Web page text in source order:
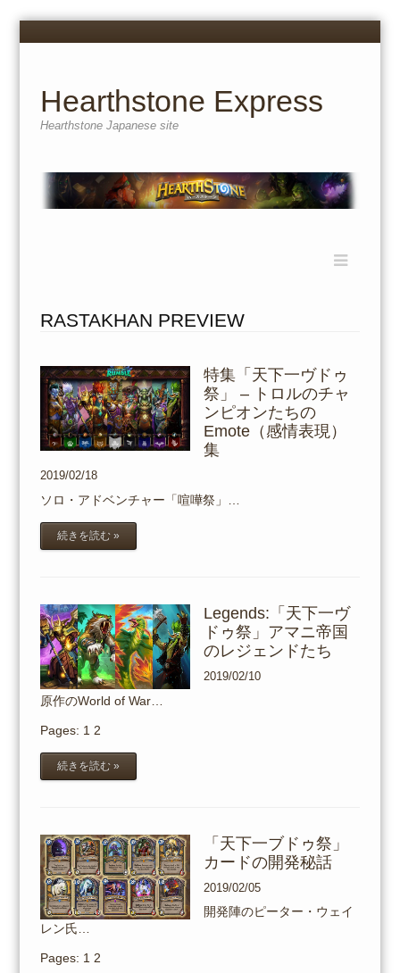
Menu
Hearthstone Express
Hearthstone Japanese site
RASTAKHAN PREVIEW
特集「天下一ヴドゥ
祭」 – トロルのチャ
ンピオンたちの
Emote（感情表現）
集
2019/02/18
ソロ・アドベンチャー「喧嘩祭」…
続きを読む »
Legends:「天下一ヴ
ドゥ祭」アマニ帝国
のレジェンドたち
2019/02/10
原作のWorld of War…
Pages: 1 2
続きを読む »
「天下一ブドゥ祭」
カードの開発秘話
2019/02/05
開発陣のピーター・ウェイ
レン氏…
Pages: 1 2